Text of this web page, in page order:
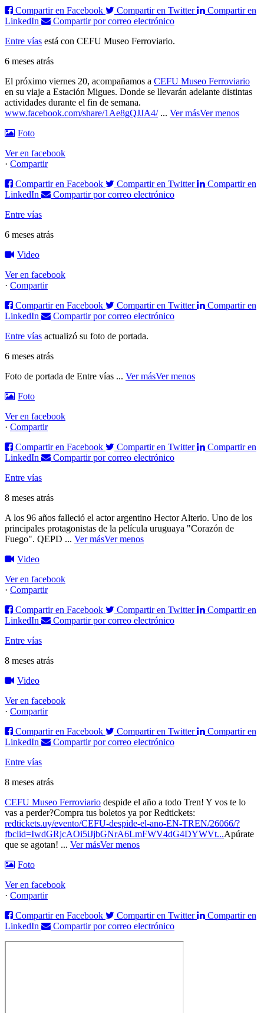
Compartir en Facebook
Compartir en Twitter
Compartir en
LinkedIn
Compartir por correo electrónico
Entre vías está con CEFU Museo Ferroviario.
6 meses atrás
El próximo viernes 20, acompañamos a CEFU Museo Ferroviario
en su viaje a Estación Migues. Donde se llevarán adelante distintas
actividades durante el fin de semana.
www.facebook.com/share/1Ae8gQJJA4/ ... Ver másVer menos
Foto
Ver en facebook
· Compartir
Compartir en Facebook
Compartir en Twitter
Compartir en
LinkedIn
Compartir por correo electrónico
Entre vías
6 meses atrás
Video
Ver en facebook
· Compartir
Compartir en Facebook
Compartir en Twitter
Compartir en
LinkedIn
Compartir por correo electrónico
Entre vías actualizó su foto de portada.
6 meses atrás
Foto de portada de Entre vías ... Ver másVer menos
Foto
Ver en facebook
· Compartir
Compartir en Facebook
Compartir en Twitter
Compartir en
LinkedIn
Compartir por correo electrónico
Entre vías
8 meses atrás
A los 96 años falleció el actor argentino Hector Alterio. Uno de los
principales protagonistas de la película uruguaya "Corazón de
Fuego". QEPD ... Ver másVer menos
Video
Ver en facebook
· Compartir
Compartir en Facebook
Compartir en Twitter
Compartir en
LinkedIn
Compartir por correo electrónico
Entre vías
8 meses atrás
Video
Ver en facebook
· Compartir
Compartir en Facebook
Compartir en Twitter
Compartir en
LinkedIn
Compartir por correo electrónico
Entre vías
8 meses atrás
CEFU Museo Ferroviario despide el año a todo Tren! Y vos te lo
vas a perder?Compra tus boletos ya por Redtickets:
redtickets.uy/evento/CEFU-despide-el-ano-EN-TREN/26066/?
fbclid=IwdGRjcAOi5iJjbGNrA6LmFWV4dG4DYWVt...Apúrate
que se agotan! ... Ver másVer menos
Foto
Ver en facebook
· Compartir
Compartir en Facebook
Compartir en Twitter
Compartir en
LinkedIn
Compartir por correo electrónico